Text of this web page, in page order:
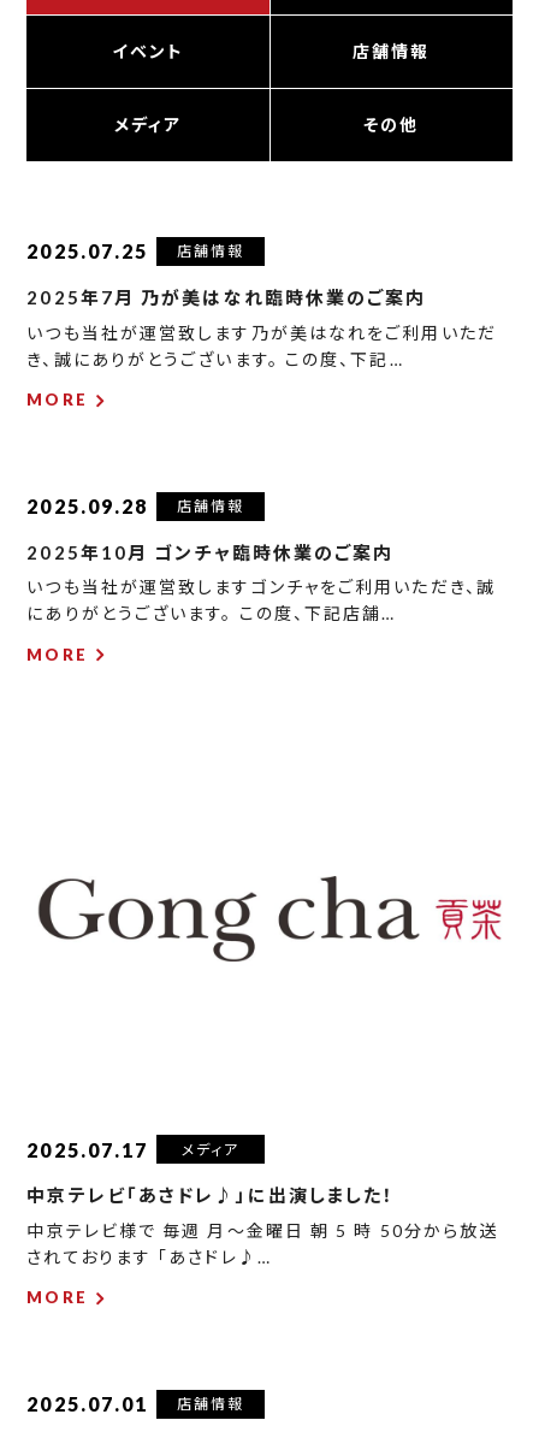
イベント 店舗情報
メディア その他
2025.07.25 店舗情報
2025年7月 乃が美はなれ臨時休業のご案内
いつも当社が運営致します乃が美はなれをご利用いただ
き、誠にありがとうございます。 この度、下記…
MORE
2025.09.28 店舗情報
2025年10月 ゴンチャ臨時休業のご案内
いつも当社が運営致しますゴンチャをご利用いただき、誠
にありがとうございます。 この度、下記店舗…
MORE
2025.07.17 メディア
中京テレビ「あさドレ♪」に出演しました！
中京テレビ様で 毎週 月～金曜日 朝 5 時 50分から放送
されております 「あさドレ♪…
MORE
2025.07.01 店舗情報